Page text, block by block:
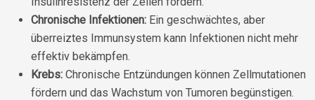
Chronische Infektionen: Ein geschwächtes, aber
überreiztes Immunsystem kann Infektionen nicht mehr
effektiv bekämpfen.
Krebs: Chronische Entzündungen können Zellmutationen
fördern und das Wachstum von Tumoren begünstigen.